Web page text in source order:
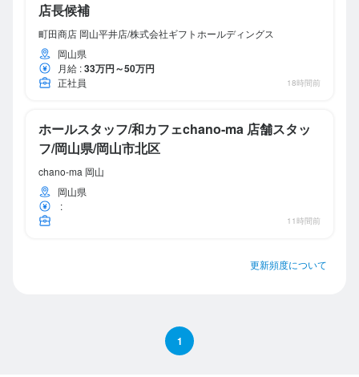
店長候補
町田商店 岡山平井店/株式会社ギフトホールディングス
岡山県
月給 :33万円～50万円
正社員 18時間前
ホールスタッフ/和カフェchano-ma 店舗スタッ
フ/岡山県/岡山市北区
chano-ma 岡山
岡山県
:
11時間前
更新頻度について
1